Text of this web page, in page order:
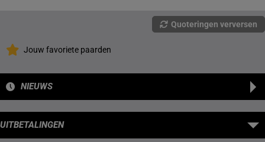
Quoteringen verversen
Jouw favoriete paarden
NIEUWS
UITBETALINGEN